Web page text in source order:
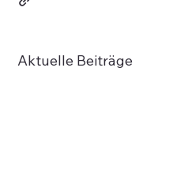
Aktuelle Beiträge